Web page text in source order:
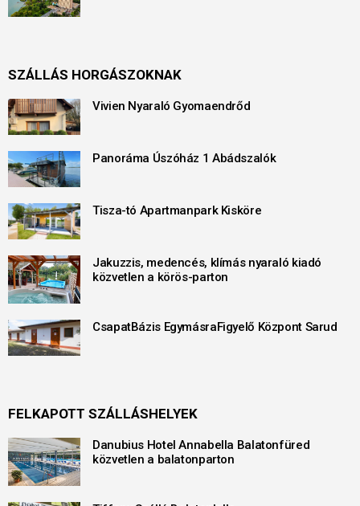
SZÁLLÁS HORGÁSZOKNAK
Vivien Nyaraló Gyomaendrőd
Panoráma Úszóház 1 Abádszalók
Tisza-tó Apartmanpark Kisköre
Jakuzzis, medencés, klímás nyaraló kiadó
közvetlen a körös-parton
CsapatBázis EgymásraFigyelő Központ Sarud
FELKAPOTT SZÁLLÁSHELYEK
Danubius Hotel Annabella Balatonfüred
közvetlen a balatonparton